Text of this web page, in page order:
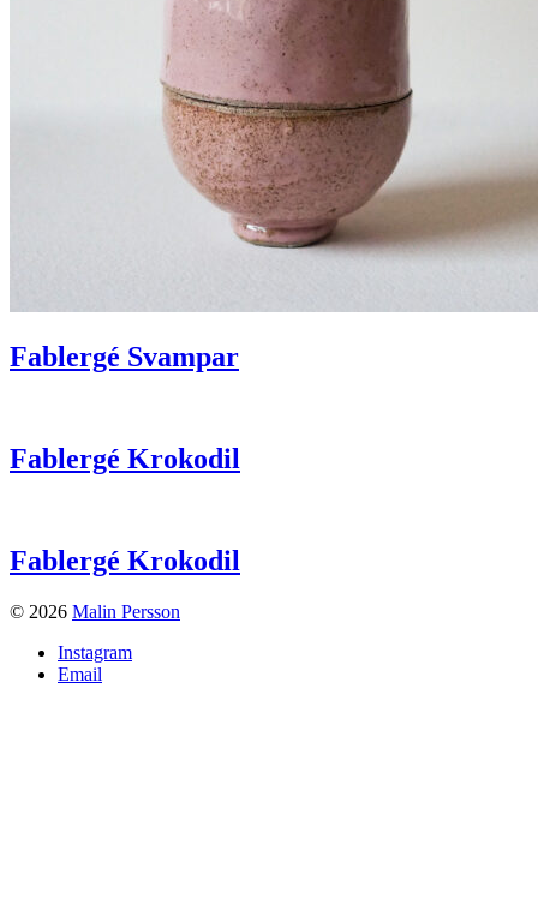
Fablergé Svampar
Fablergé Krokodil
Fablergé Krokodil
© 2026 Malin Persson
Instagram
Email